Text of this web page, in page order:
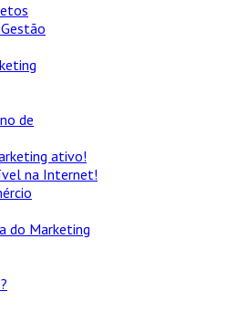
de
ativo!
na Internet!
do Marketing